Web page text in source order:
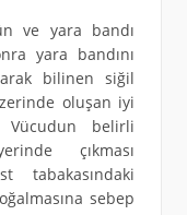
ve yara bandı
yara bandını
bilinen siğil
oluşan iyi
belirli
çıkması
sebep